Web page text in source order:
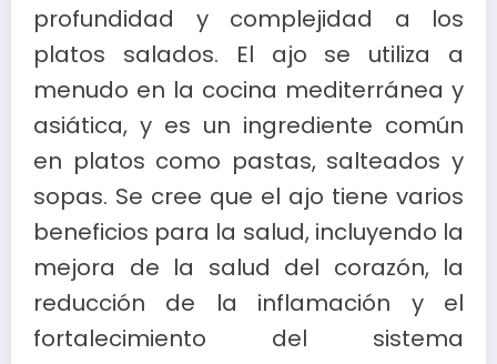
profundidad y complejidad a los
platos salados. El ajo se utiliza a
menudo en la cocina mediterránea y
asiática, y es un ingrediente común
en platos como pastas, salteados y
sopas. Se cree que el ajo tiene varios
beneficios para la salud, incluyendo la
mejora de la salud del corazón, la
reducción de la inflamación y el
fortalecimiento del sistema